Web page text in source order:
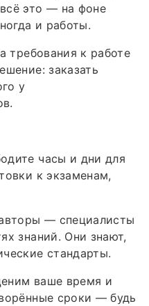
это — на фоне
и работы.
требования к работе
заказать
у
часы и дни для
к экзаменам,
— специалисты
знаний. Они знают,
стандарты.
ваше время и
сроки — будь